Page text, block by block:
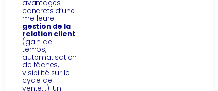
avantages
concrets d’une
meilleure
gestion de la
relation client
(gain de
temps,
automatisation
de tâches,
visibilité sur le
cycle de
vente…). Un